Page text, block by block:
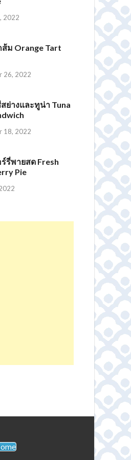
2022
ส้ม Orange Tart
26, 2022
ย่างและทูน่า Tuna
18, 2022
รี่พายสด Fresh
Pie